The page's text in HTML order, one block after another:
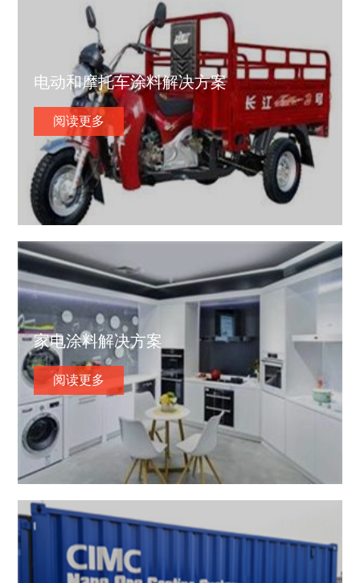
电动和摩托车涂料解决方案
阅读更多
家电涂料解决方案
阅读更多